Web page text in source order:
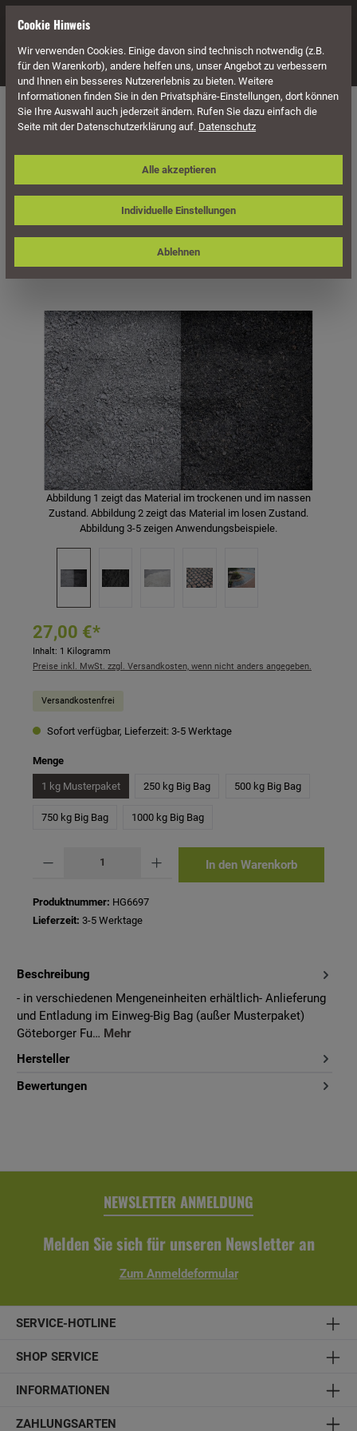
Navigation
Naturstein Zubehör für Natursteine
Fugsand / Göteborger Fugsand,
Körnung 0,05-2,8 mm
Bildergalerie überspringen
Abbildung 1 zeigt das Material im trockenen und im nassen
Zustand. Abbildung 2 zeigt das Material im losen Zustand.
Abbildung 3-5 zeigen Anwendungsbeispiele.
27,00 €*
Inhalt: 1 Kilogramm
Preise inkl. MwSt. zzgl. Versandkosten, wenn nicht anders angegeben.
Versandkostenfrei
Sofort verfügbar, Lieferzeit: 3-5 Werktage
Mengeauswählen
1 kg Musterpaket 250 kg Big Bag 500 kg Big Bag
750 kg Big Bag 1000 kg Big Bag
In den Warenkorb
Produktnummer: HG6697
Lieferzeit: 3-5 Werktage
Beschreibung
- in verschiedenen Mengeneinheiten erhältlich- Anlieferung
und Entladung im Einweg-Big Bag (außer Musterpaket)
Göteborger Fu… Mehr
Hersteller
Bewertungen
NEWSLETTER ANMELDUNG
Melden Sie sich für unseren Newsletter an
Zum Anmeldeformular
SERVICE-HOTLINE
SHOP SERVICE
INFORMATIONEN
ZAHLUNGSARTEN
Cookie Hinweis
Wir verwenden Cookies. Einige davon sind technisch notwendig (z.B.
für den Warenkorb), andere helfen uns, unser Angebot zu verbessern
und Ihnen ein besseres Nutzererlebnis zu bieten. Weitere
Informationen finden Sie in den Privatsphäre-Einstellungen, dort können
Sie Ihre Auswahl auch jederzeit ändern. Rufen Sie dazu einfach die
Seite mit der Datenschutzerklärung auf. Datenschutz
Individuelle Einstellungen
Ablehnen
Alle akzeptieren